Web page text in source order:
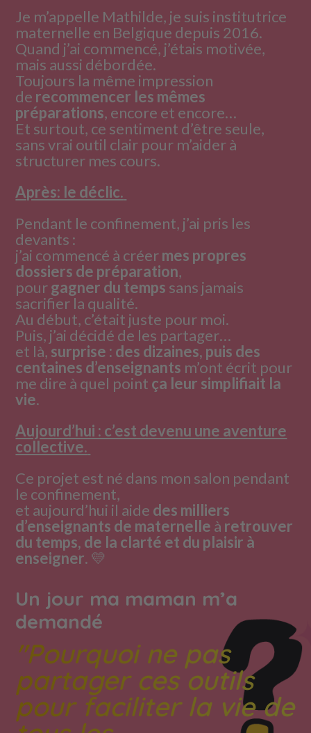
Je m’appelle Mathilde, je suis institutrice
maternelle en Belgique depuis 2016.
Quand j’ai commencé, j’étais motivée,
mais aussi débordée.
Toujours la même impression
de recommencer les mêmes
préparations, encore et encore…
Et surtout, ce sentiment d’être seule,
sans vrai outil clair pour m’aider à
structurer mes cours.
Après: le déclic.
Pendant le confinement, j’ai pris les
devants :
j’ai commencé à créermes propres
dossiers de préparation,
pourgagner du temps sans jamais
sacrifier la qualité.
Au début, c’était juste pour moi.
Puis, j’ai décidé de les partager…
et là, surprise : des dizaines, puis des
centaines d’enseignants m’ont écrit pour
me dire à quel point ça leur simplifiait la
vie.
Aujourd’hui : c’est devenu une aventure
collective.
Ce projet est né dans mon salon pendant
le confinement,
et aujourd’hui il aide des milliers
d’enseignants de maternelle à retrouver
du temps, de la clarté et du plaisir à
enseigner. 💛
Un jour ma maman m’a
demandé
"Pourquoi ne pas
partager ces outils
pour faciliter la vie de